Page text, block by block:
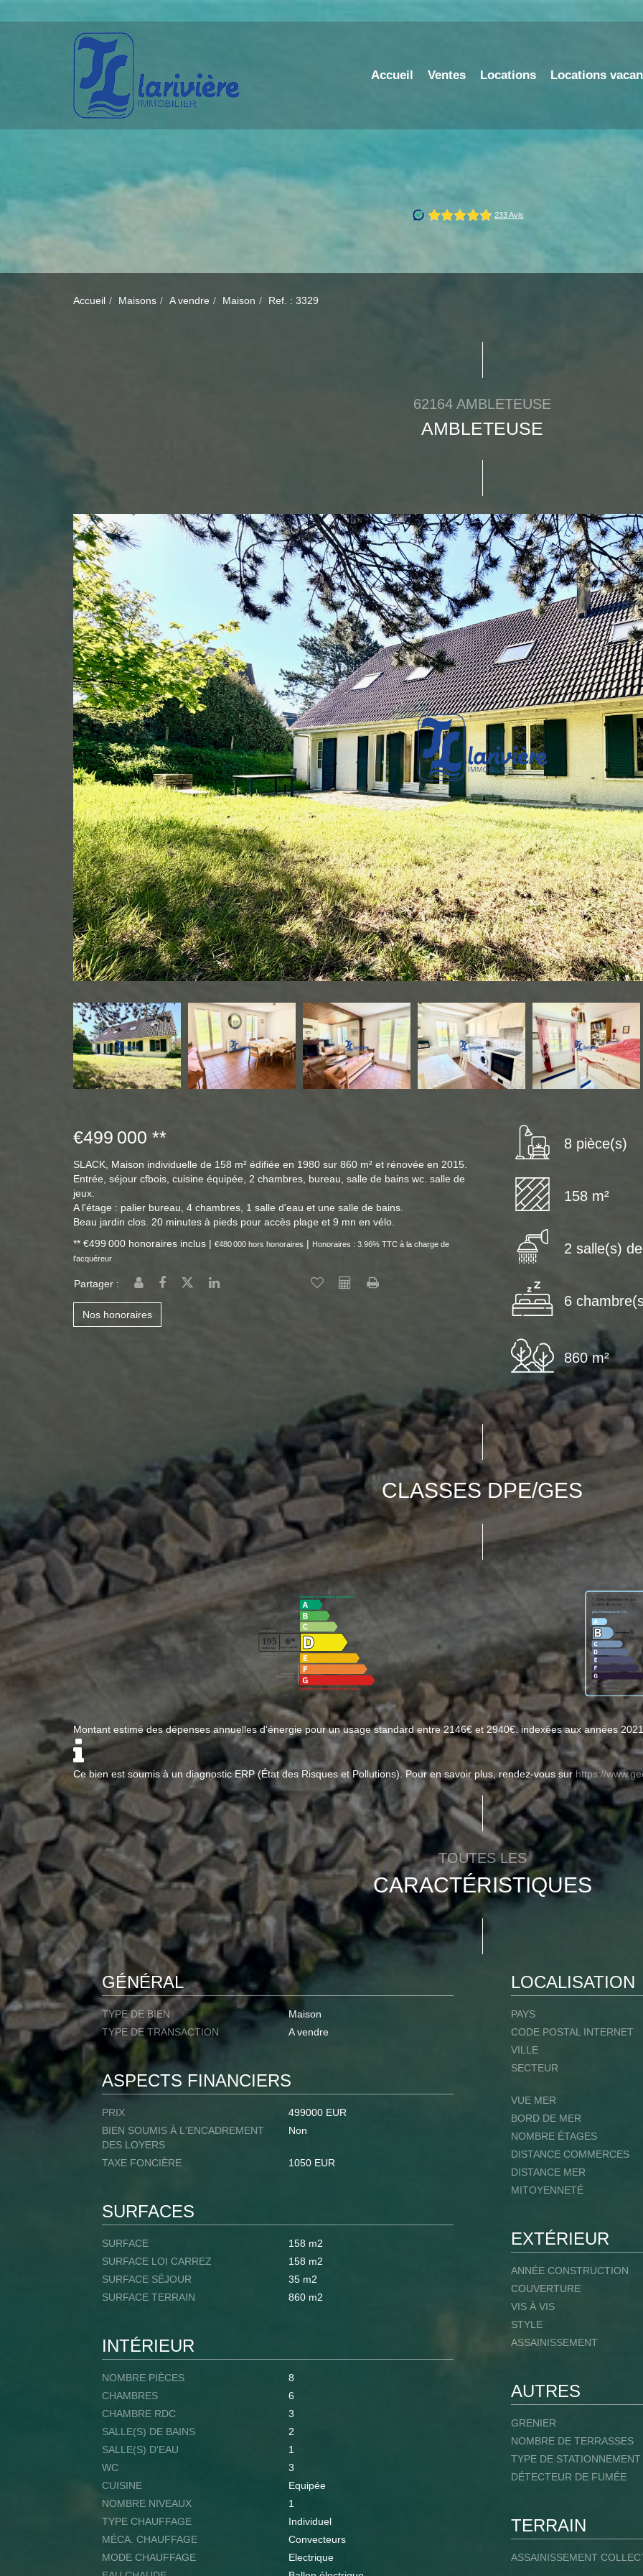
Accueil Ventes Locations Locations
Accueil Maisons A vendre Maison Ref. : 3329
62164 AMBLETEUSE
AMBLETEUSE
€499 000 **
SLACK, Maison individuelle de 158 m² édifiée en 1980 sur 860 m² et rénovée en 2015.
Entrée, séjour cfbois, cuisine équipée, 2 chambres, bureau, salle de bains wc. salle de
jeux.
A l'étage : palier bureau, 4 chambres, 1 salle d'eau et une salle de bains.
Beau jardin clos. 20 minutes à pieds pour accès plage et 9 mn en vélo.
** €499 000 honoraires inclus | €480 000 hors honoraires | Honoraires : 3.96% TTC à la charge de
l'acquéreur
Partager :
Nos honoraires
8 pièce(s)
158 m²
2 salle(s)
6
860 m²
CLASSES DPE/GES
Montant estimé des dépenses annuelles d'énergie pour un usage standard entre 2146€ et 2940€. indexées aux années
Ce bien est soumis à un diagnostic ERP (État des Risques et Pollutions). Pour en savoir plus, rendez-vous sur https://
TOUTES LES
CARACTÉRISTIQUES
GÉNÉRAL
TYPE DE BIEN
Maison
TYPE DE TRANSACTION
A vendre
LOCALISATION
PAYS
CODE POSTAL INTERNET
VILLE
SECTEUR
VUE MER
BORD DE MER
NOMBRE ÉTAGES
DISTANCE COMMERCES
DISTANCE MER
MITOYENNETÉ
ASPECTS FINANCIERS
PRIX
499000 EUR
BIEN SOUMIS À L'ENCADREMENT
DES LOYERS
Non
TAXE FONCIÈRE 1050 EUR
SURFACES
SURFACE
158 m2
SURFACE LOI CARREZ
158 m2
SURFACE SÉJOUR
35 m2
SURFACE TERRAIN
860 m2
EXTÉRIEUR
ANNÉE CONSTRUCTION
COUVERTURE
VIS À VIS
STYLE
ASSAINISSEMENT
INTÉRIEUR
NOMBRE PIÈCES
8
CHAMBRES
6
CHAMBRE RDC
3
SALLE(S) DE BAINS
2
SALLE(S) D'EAU
1
WC
3
CUISINE
Equipée
NOMBRE NIVEAUX
1
TYPE CHAUFFAGE
Individuel
MÉCA. CHAUFFAGE
Convecteurs
MODE CHAUFFAGE
Electrique
AUTRES
GRENIER
NOMBRE DE TERRASSES
TYPE DE STATIONNEMENT
DÉTECTEUR DE FUMÉE
TERRAIN
ASSAINISSEMENT